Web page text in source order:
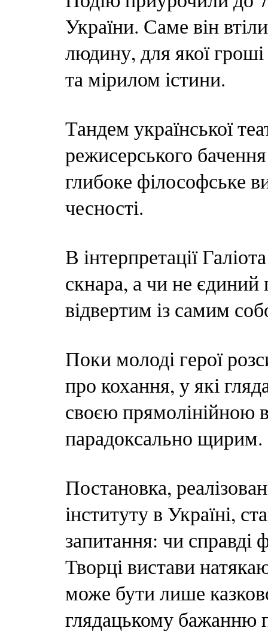
України. Саме він
людину, для якої
та мірилом істини.
Тандем української
режисерського
глибоке філософське
чесності.
В інтерпретації
скнара, а чи не єдиний
відвертим із самим
Поки молоді герої
про кохання, у які
своєю прямолінійною
парадоксально щирим.
Постановка,
інституту в Україні,
запитання: чи справді
Творці вистави
може бути лише
глядацькому бажанню